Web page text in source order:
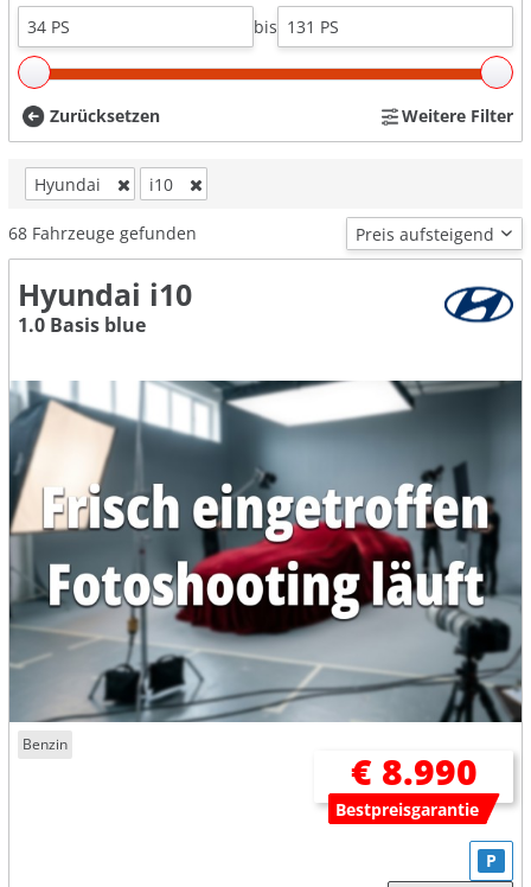
bis
Zurücksetzen Weitere Filter
Hyundai i10
68 Fahrzeuge gefunden
Hyundai i10
1.0 Basis blue
Benzin
€ 8.990
Bestpreisgarantie
P